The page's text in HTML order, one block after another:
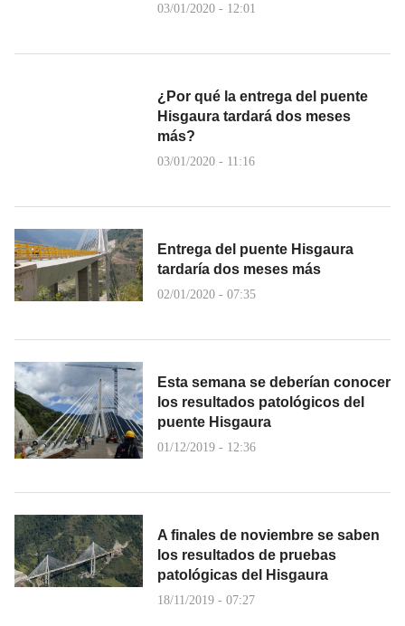
03/01/2020 - 12:01
¿Por qué la entrega del puente
Hisgaura tardará dos meses
más?
03/01/2020 - 11:16
Entrega del puente Hisgaura
tardaría dos meses más
02/01/2020 - 07:35
Esta semana se deberían conocer
los resultados patológicos del
puente Hisgaura
01/12/2019 - 12:36
A finales de noviembre se saben
los resultados de pruebas
patológicas del Hisgaura
18/11/2019 - 07:27